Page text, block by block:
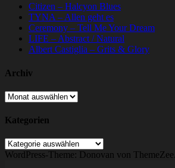
Citizen – Halcyon Blues
TYNA – Allen geht es
Ceremony – Tell Me Your Dream
LIFE – Abstract / Natural
Albert Castiglia – Grits & Glory
Archiv
Archiv
Kategorien
Kategorien
WordPress-Theme: Donovan von ThemeZee.